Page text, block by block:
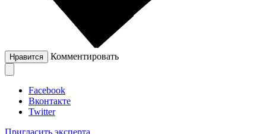
Нравится Комментировать
Facebook
Вконтакте
Twitter
Пригласить эксперта